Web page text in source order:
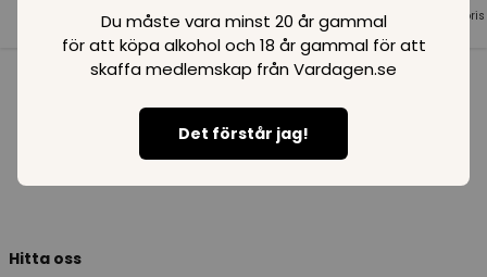
Du måste vara minst 20 år gammal
för att köpa alkohol och 18 år gammal för att
skaffa medlemskap från Vardagen.se
Det förstår jag!
Medlemspris
99 SEK
Medlemspris
Hitta oss